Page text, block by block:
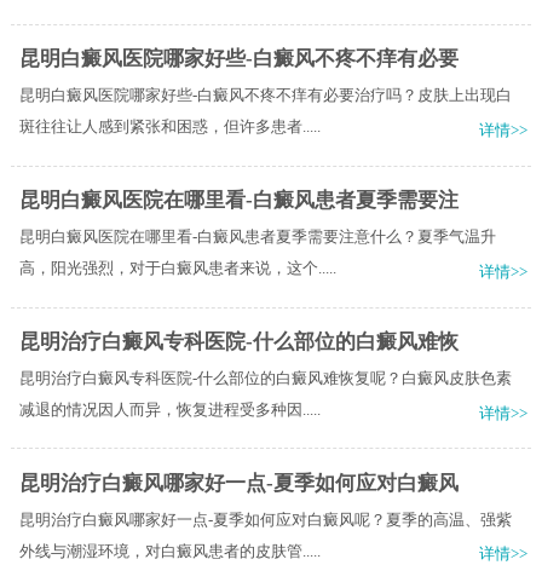
昆明白癜风医院哪家好些-白癜风不疼不痒有必要
昆明白癜风医院哪家好些-白癜风不疼不痒有必要治疗吗？皮肤上出现白
斑往往让人感到紧张和困惑，但许多患者.....
详情>>
昆明白癜风医院在哪里看-白癜风患者夏季需要注
昆明白癜风医院在哪里看-白癜风患者夏季需要注意什么？夏季气温升
高，阳光强烈，对于白癜风患者来说，这个.....
详情>>
昆明治疗白癜风专科医院-什么部位的白癜风难恢
昆明治疗白癜风专科医院-什么部位的白癜风难恢复呢？白癜风皮肤色素
减退的情况因人而异，恢复进程受多种因.....
详情>>
昆明治疗白癜风哪家好一点-夏季如何应对白癜风
昆明治疗白癜风哪家好一点-夏季如何应对白癜风呢？夏季的高温、强紫
外线与潮湿环境，对白癜风患者的皮肤管.....
详情>>